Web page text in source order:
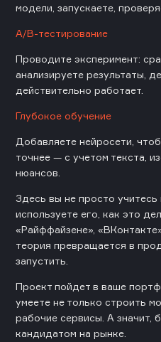
модели, запускаете,
A/B-тестирование
Проводите эксперимент:
анализируете результаты,
действительно работает.
Глубокое обучение
Добавляете нейросети,
точнее — с учетом текста,
нюансов.
Здесь вы не просто
используете его, как это
«Райффайзене»,
теория превращается в
запустить.
Проект пойдет в ваше
умеете не только строить
рабочие сервисы. А значит,
кандидатом на рынке.